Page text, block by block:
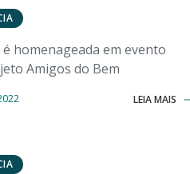
é homenageada em evento
Amigos do Bem
LEIA MAIS